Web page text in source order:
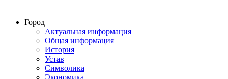
Город
Актуальная информация
Общая информация
История
Устав
Символика